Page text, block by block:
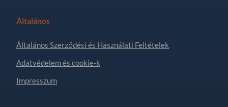
Általános
Általános Szerződési és Használati Feltételek
Adatvédelem és cookie-k
Impresszum